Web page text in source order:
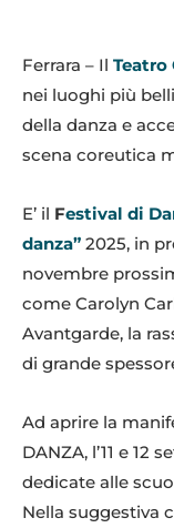
Ferrara – Il Teatro
nei luoghi più
della danza e
scena coreutica
E’ il Festival di
danza” 2025, in
novembre
come Carolyn
Avantgarde, la
di grande
Ad aprire la
DANZA, l’11 e 12
dedicate alle
Nella suggestiva